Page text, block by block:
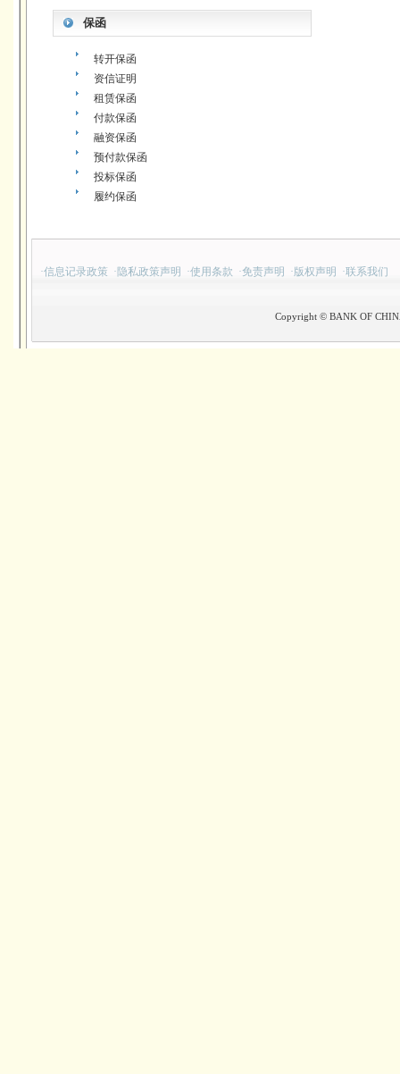
保函
转开保函
资信证明
租赁保函
付款保函
融资保函
预付款保函
投标保函
履约保函
·信息记录政策 · 隐私政策声明 ·使用条款 ·免责声明 · 版权声明 ·联系我们
Copyright © BANK OF